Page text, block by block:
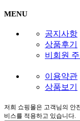
MENU
공지사항
상품후기
비회원
이용약관
상품보기
저희 쇼핑몰은 고객님의 안
비스를 적용하고 있습니다.